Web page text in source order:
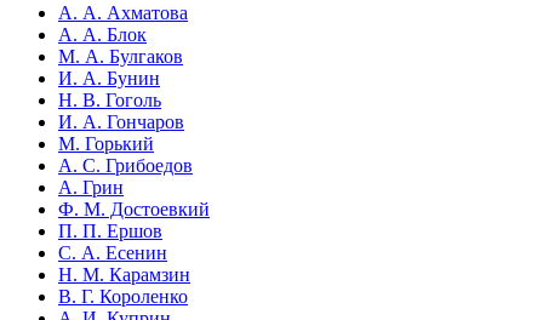
А. А. Ахматова
А. А. Блок
М. А. Булгаков
И. А. Бунин
Н. В. Гоголь
И. А. Гончаров
М. Горький
А. С. Грибоедов
А. Грин
Ф. М. Достоевкий
П. П. Ершов
С. А. Есенин
Н. М. Карамзин
В. Г. Короленко